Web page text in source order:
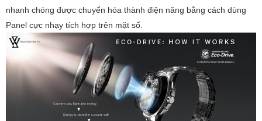
nhanh chóng được chuyển hóa thành điện năng bằng cách dùng
Panel cực nhạy tích hợp trên mặt số.